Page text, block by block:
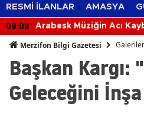
RESMİ İLANLAR AMASYA
08:38
Amasya’da Sağlık
Merzifon Bilgi Gazetesi Galeriler
Başkan
Geleceğini